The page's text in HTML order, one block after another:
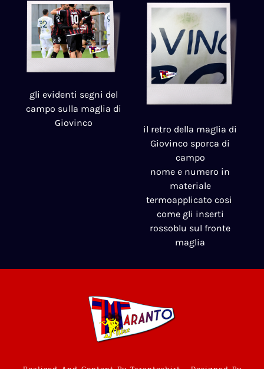
gli evidenti segni del
campo sulla maglia di
Giovinco
il retro della maglia di
Giovinco sporca di
campo
nome e numero in
materiale
termoapplicato cosi
come gli inserti
rossoblu sul fronte
maglia